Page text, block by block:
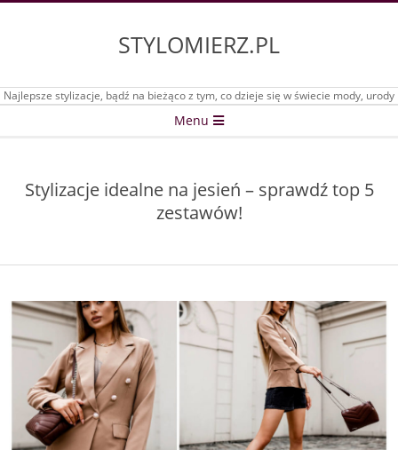
STYLOMIERZ.PL
Najlepsze stylizacje, bądź na bieżąco z tym, co dzieje się w świecie mody, urody
Menu
Stylizacje idealne na jesień – sprawdź top 5
zestawów!